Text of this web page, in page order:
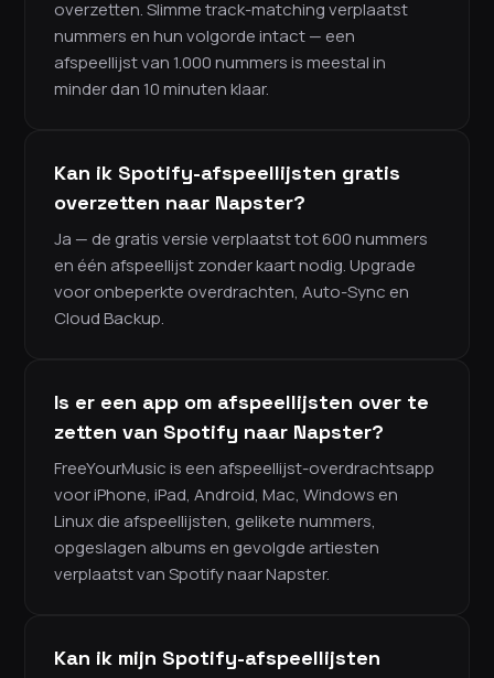
overzetten. Slimme track-matching verplaatst
nummers en hun volgorde intact — een
afspeellijst van 1.000 nummers is meestal in
minder dan 10 minuten klaar.
Kan ik Spotify-afspeellijsten gratis
overzetten naar Napster?
Ja — de gratis versie verplaatst tot 600 nummers
en één afspeellijst zonder kaart nodig. Upgrade
voor onbeperkte overdrachten, Auto-Sync en
Cloud Backup.
Is er een app om afspeellijsten over te
zetten van Spotify naar Napster?
FreeYourMusic is een afspeellijst-overdrachtsapp
voor iPhone, iPad, Android, Mac, Windows en
Linux die afspeellijsten, gelikete nummers,
opgeslagen albums en gevolgde artiesten
verplaatst van Spotify naar Napster.
Kan ik mijn Spotify-afspeellijsten